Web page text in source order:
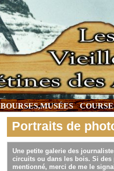
BOURSES,MUSÉES
Portraits de
Une petite galerie des
circuits ou dans les bois. Si des
mentionné, merci de me le